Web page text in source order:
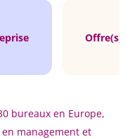
Offre(s)
bureaux en Europe,
management et